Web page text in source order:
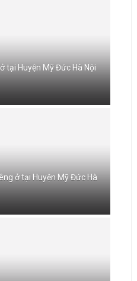
tại Huyện Mỹ Đức Hà Nội
ở tại Huyện Mỹ Đức Hà